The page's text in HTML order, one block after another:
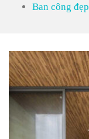
Ban công đẹp